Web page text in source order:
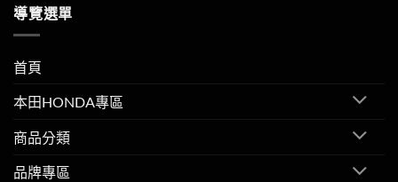
導覽選單
首頁
本田HONDA專區
商品分類
品牌專區